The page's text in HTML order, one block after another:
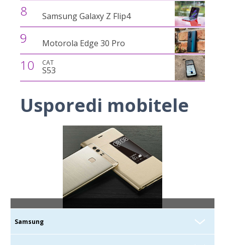
8 Samsung Galaxy Z Flip4
9 Motorola Edge 30 Pro
10 CAT
S53
Usporedi mobitele